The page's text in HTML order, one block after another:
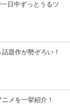
日中ずっとうるツ
題作が勢ぞろい！
メを一挙紹介！